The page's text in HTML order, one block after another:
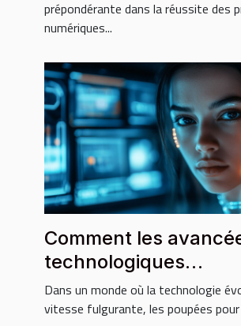
prépondérante dans la réussite des
numériques...
Comment les
technologiques
transforment-elles
poupées pour
Dans un monde où la technologie
vitesse fulgurante, les poupées pour